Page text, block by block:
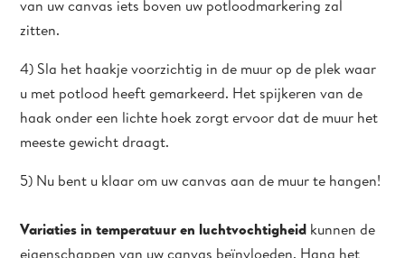
van uw canvas iets boven uw potloodmarkering zal
zitten.
4) Sla het haakje voorzichtig in de muur op de plek waar
u met potlood heeft gemarkeerd. Het spijkeren van de
haak onder een lichte hoek zorgt ervoor dat de muur het
meeste gewicht draagt.
5) Nu bent u klaar om uw canvas aan de muur te hangen!
Variaties in temperatuur en luchtvochtigheid kunnen de
eigenschappen van uw canvas beïnvloeden. Hang het